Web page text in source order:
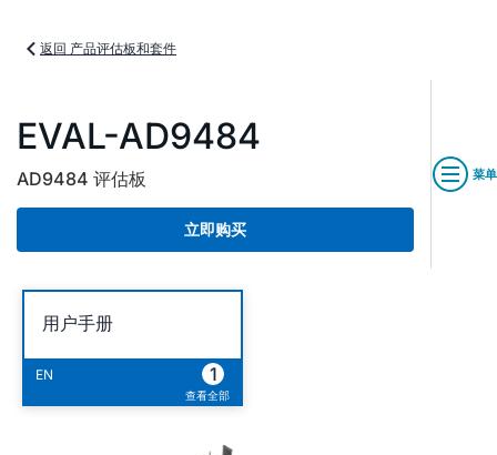
返回 产品评估板和套件
EVAL-AD9484
AD9484 评估板
立即购买
菜单
用户手册
EN 1
查看全部